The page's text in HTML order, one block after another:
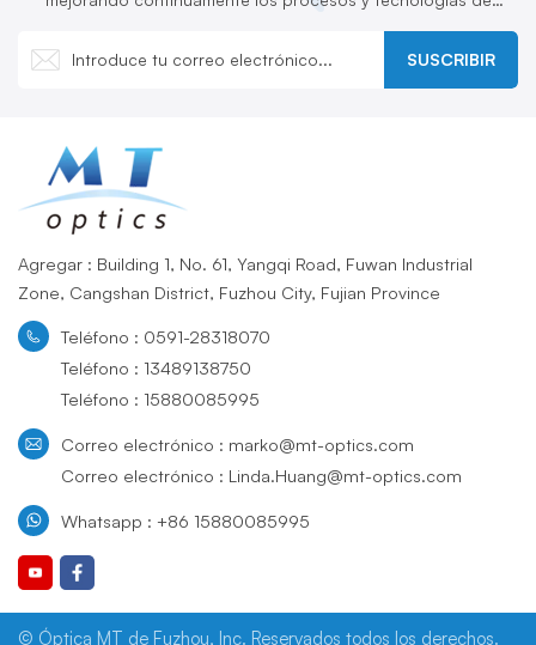
SUSCRIBIR
Agregar : Building 1, No. 61, Yangqi Road, Fuwan Industrial
Zone, Cangshan District, Fuzhou City, Fujian Province
Teléfono : 0591-28318070
Teléfono : 13489138750
Teléfono : 15880085995
Correo electrónico : marko@mt-optics.com
Correo electrónico : Linda.Huang@mt-optics.com
Whatsapp : +86 15880085995
© Óptica MT de Fuzhou, Inc. Reservados todos los derechos.